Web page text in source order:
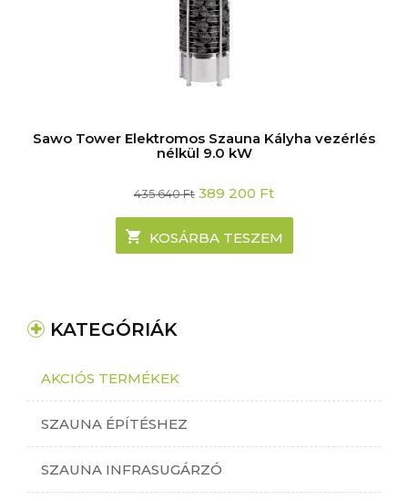
Sawo Tower Elektromos Szauna Kályha vezérlés
nélkül 9.0 kW
435 640Ft Original
was:
435
640 Ft.
389 200 FtCurrent
is:
389
200 Ft.
KOSÁRBA TESZEM
KATEGÓRIÁK
AKCIÓS TERMÉKEK
SZAUNA ÉPÍTÉSHEZ
SZAUNA INFRASUGÁRZÓ